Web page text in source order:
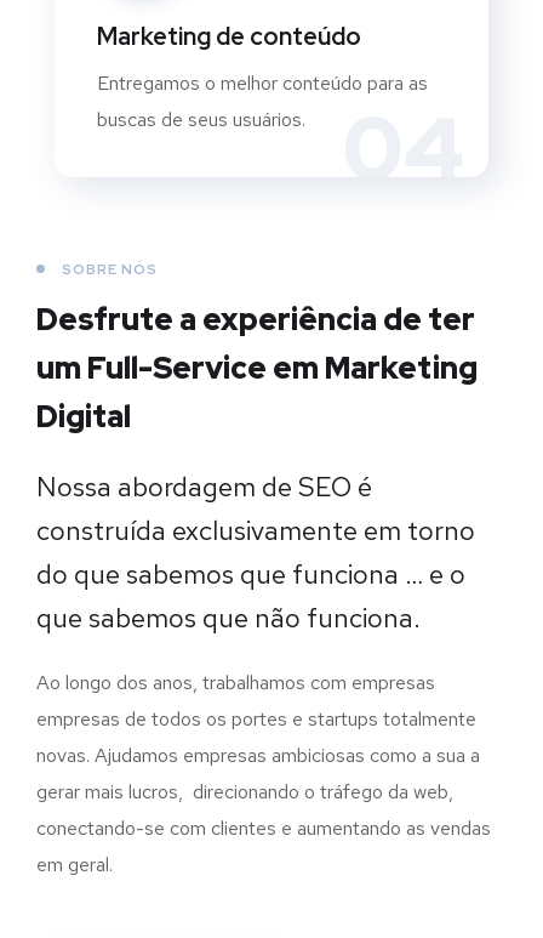
Marketing de conteúdo
Entregamos o melhor conteúdo para as
buscas de seus usuários.
SOBRE NÓS
Desfrute a experiência de ter
um Full-Service em Marketing
Digital
Nossa abordagem de SEO é
construída exclusivamente em torno
do que sabemos que funciona … e o
que sabemos que não funciona.
Ao longo dos anos, trabalhamos com empresas
empresas de todos os portes e startups totalmente
novas. Ajudamos empresas ambiciosas como a sua a
gerar mais lucros, direcionando o tráfego da web,
conectando-se com clientes e aumentando as vendas
em geral.